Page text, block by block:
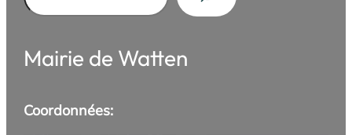
Mairie de Watten
Coordonnées: